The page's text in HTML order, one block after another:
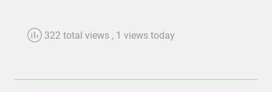
322 total views , 1 views today